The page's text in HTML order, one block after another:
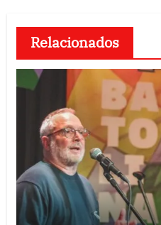
Relacionados